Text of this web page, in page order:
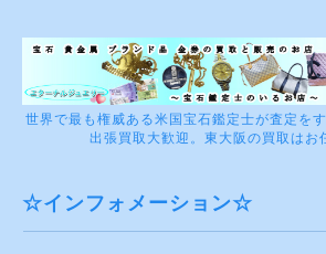
世界で最も権威ある米国宝石鑑定士が査定を
出張買取大歓迎。東大阪の買取はお
☆インフォメーション☆